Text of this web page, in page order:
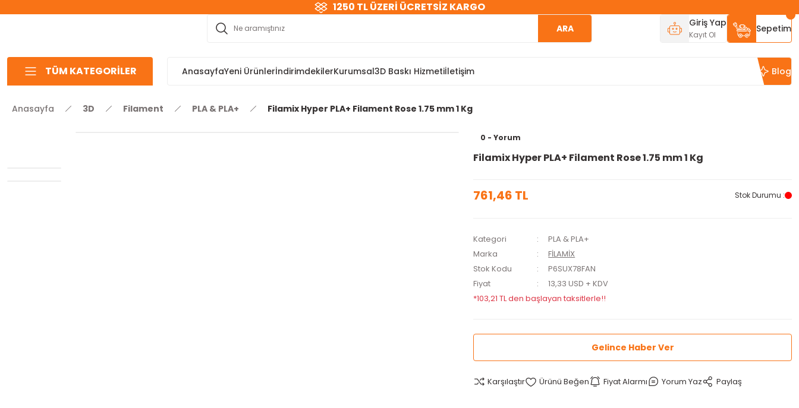
1250 TL ÜZERİ ÜCRETSİZ KARGO
ARA Giriş Yap
Kayıt Ol
Sepetim
TÜM KATEGORİLER AnasayfaYeni ÜrünlerİndirimdekilerKurumsal3D Baskı Hizmetiİletişim Blog
Anasayfa 3D Filament PLA & PLA+ Filamix Hyper PLA+ Filament Rose 1.75 mm 1 Kg
0 - Yorum
Filamix Hyper PLA+ Filament Rose 1.75 mm 1 Kg
761,46 TL Stok Durumu :
Kategori
PLA & PLA+
Marka
FİLAMİX
Stok Kodu
P6SUX78FAN
Fiyat
13,33 USD + KDV
*103,21 TL den başlayan taksitlerle!!
Gelince Haber Ver
Karşılaştır Fiyat Alarmı Yorum Yaz Paylaş